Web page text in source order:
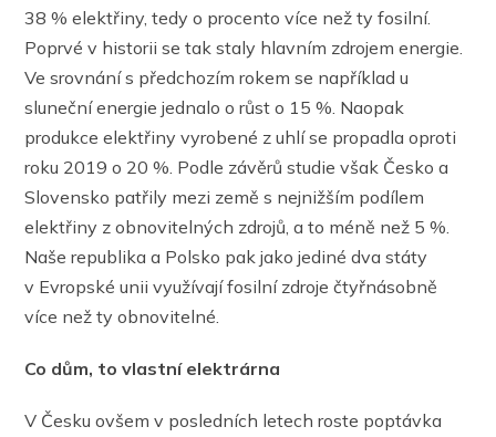
38 % elektřiny, tedy o procento více než ty fosilní.
Poprvé v historii se tak staly hlavním zdrojem energie.
Ve srovnání s předchozím rokem se například u
sluneční energie jednalo o růst o 15 %. Naopak
produkce elektřiny vyrobené z uhlí se propadla oproti
roku 2019 o 20 %. Podle závěrů studie však Česko a
Slovensko patřily mezi země s nejnižším podílem
elektřiny z obnovitelných zdrojů, a to méně než 5 %.
Naše republika a Polsko pak jako jediné dva státy
v Evropské unii využívají fosilní zdroje čtyřnásobně
více než ty obnovitelné.
Co dům, to vlastní elektrárna
V Česku ovšem v posledních letech roste poptávka